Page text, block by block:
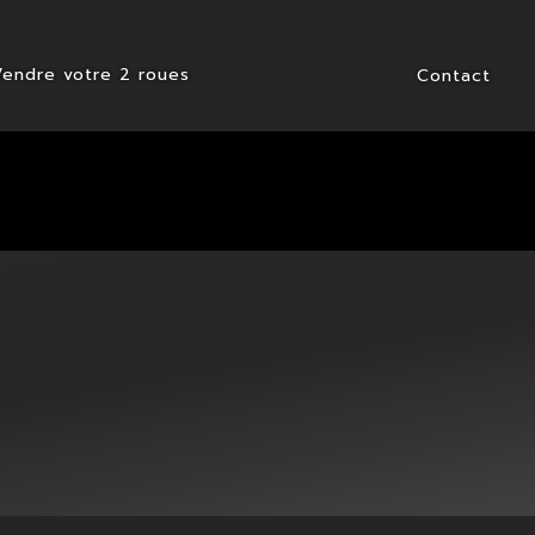
votre 2 roues Contact